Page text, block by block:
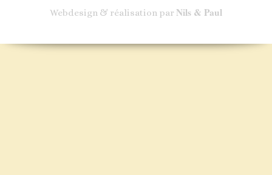
Webdesign & réalisation par Nils & Paul